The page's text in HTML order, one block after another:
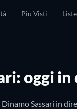
Piu Visti Liste
oggi
Sassari in